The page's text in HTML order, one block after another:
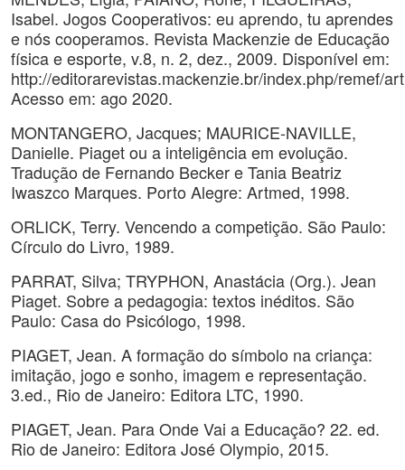
Isabel. Jogos Cooperativos: eu aprendo, tu aprendes
e nós cooperamos. Revista Mackenzie de Educação
física e esporte, v.8, n. 2, dez., 2009. Disponível em:
http://editorarevistas.mackenzie.br/index.php/remef/
Acesso em: ago 2020.
MONTANGERO, Jacques; MAURICE-NAVILLE,
Danielle. Piaget ou a inteligência em evolução.
Tradução de Fernando Becker e Tania Beatriz
Iwaszco Marques. Porto Alegre: Artmed, 1998.
ORLICK, Terry. Vencendo a competição. São Paulo:
Círculo do Livro, 1989.
PARRAT, Silva; TRYPHON, Anastácia (Org.). Jean
Piaget. Sobre a pedagogia: textos inéditos. São
Paulo: Casa do Psicólogo, 1998.
PIAGET, Jean. A formação do símbolo na criança:
imitação, jogo e sonho, imagem e representação.
3.ed., Rio de Janeiro: Editora LTC, 1990.
PIAGET, Jean. Para Onde Vai a Educação? 22. ed.
Rio de Janeiro: Editora José Olympio, 2015.